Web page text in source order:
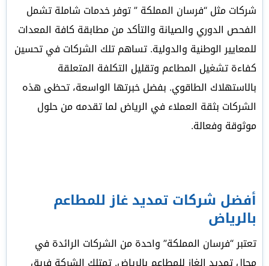
شركات مثل “فرسان المملكة ” توفر خدمات شاملة تشمل
الفحص الدوري والصيانة والتأكد من مطابقة كافة المعدات
للمعايير الوطنية والدولية. تساهم تلك الشركات في تحسين
كفاءة تشغيل المطاعم وتقليل التكلفة المتعلقة
بالاستهلاك الطاقوي. بفضل خبرتها الواسعة، تحظى هذه
الشركات بثقة العملاء في الرياض لما تقدمه من حلول
موثوقة وفعالة.
أفضل شركات تمديد غاز للمطاعم
بالرياض
تعتبر “فرسان المملكة” واحدة من الشركات الرائدة في